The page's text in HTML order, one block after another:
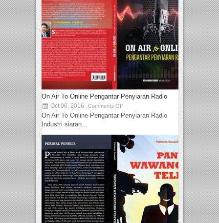
On Air To Online Pengantar Penyiaran Radio
Oct 06, 2016 Comments Off
On Air To Online Pengantar Penyiaran Radio
Industri siaran...